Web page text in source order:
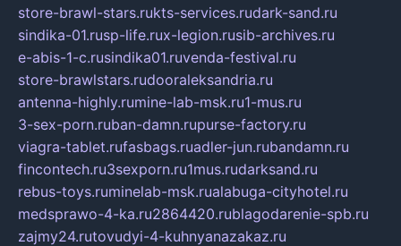
store-brawl-stars.rukts-services.rudark-sand.ru
sindika-01.rusp-life.rux-legion.rusib-archives.ru
e-abis-1-c.rusindika01.ruvenda-festival.ru
store-brawlstars.rudooraleksandria.ru
antenna-highly.rumine-lab-msk.ru1-mus.ru
3-sex-porn.ruban-damn.rupurse-factory.ru
viagra-tablet.rufasbags.ruadler-jun.rubandamn.ru
fincontech.ru3sexporn.ru1mus.rudarksand.ru
rebus-toys.ruminelab-msk.rualabuga-cityhotel.ru
medsprawo-4-ka.ru2864420.rublagodarenie-spb.ru
zajmy24.rutovudyi-4-kuhnyanazakaz.ru